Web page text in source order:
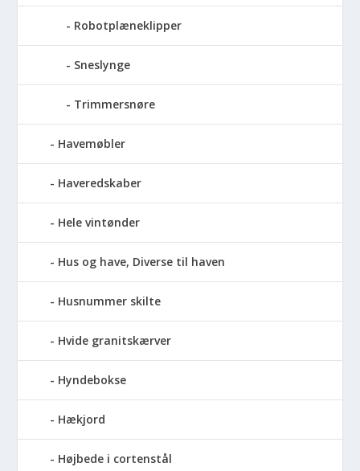
Robotplæneklipper
Sneslynge
Trimmersnøre
Havemøbler
Haveredskaber
Hele vintønder
Hus og have, Diverse til haven
Husnummer skilte
Hvide granitskærver
Hyndebokse
Hækjord
Højbede i cortenstål